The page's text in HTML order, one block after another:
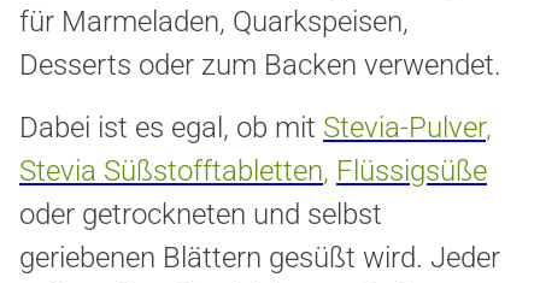
für Marmeladen, Quarkspeisen,
Desserts oder zum Backen verwendet.
Dabei ist es egal, ob mit Stevia-Pulver,
Stevia Süßstofftabletten, Flüssigsüße
oder getrockneten und selbst
geriebenen Blättern gesüßt wird. Jeder